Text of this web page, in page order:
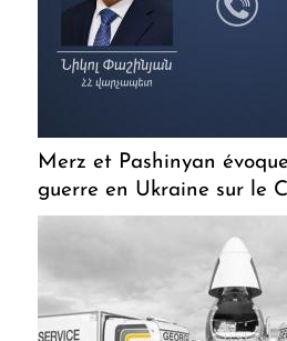
Merz et Pashinyan
guerre en Ukraine sur le